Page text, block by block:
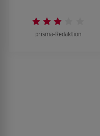
prisma-Redaktion